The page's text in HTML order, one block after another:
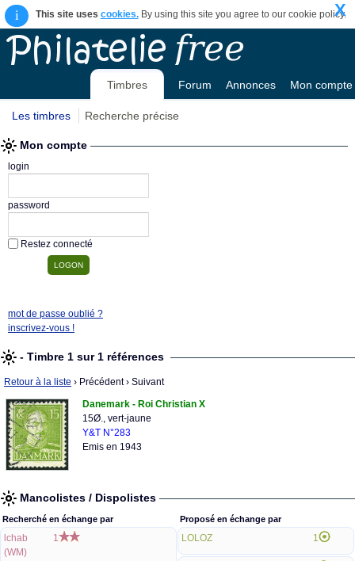
i This site uses cookies.By using this site you agree to our cookie policy.
X
Timbres Forum Annonces Mon compte
Les timbres Recherche précise
Mon compte
login
password
Restez connecté
mot de passe oublié ?
inscrivez-vous !
- Timbre 1 sur 1 références
Retour à la liste › Précédent› Suivant
Danemark - Roi Christian X
15Ø., vert-jaune
Y&T N°283
Emis en 1943
Mancolistes / Dispolistes
Recherché en échange par
lchab
(WM)
1
Proposé en échange par
LOLOZ 1